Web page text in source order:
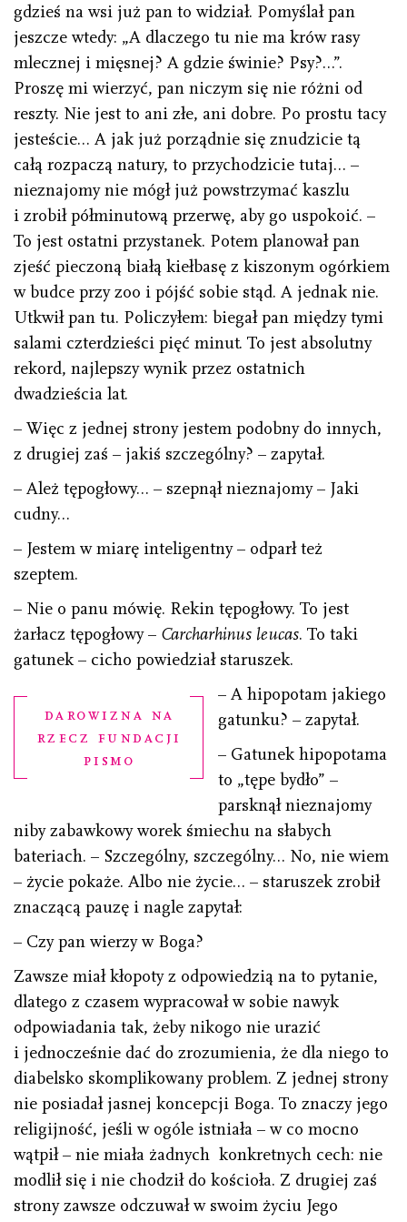
gdzieś na wsi już pan to widział. Pomyślał pan
jeszcze wtedy: „A dlaczego tu nie ma krów rasy
mlecznej i mięsnej? A gdzie świnie? Psy?…”.
Proszę mi wierzyć, pan niczym się nie różni od
reszty. Nie jest to ani złe, ani dobre. Po prostu tacy
jesteście… A jak już porządnie się znudzicie tą
całą rozpaczą natury, to przychodzicie tutaj… –
nieznajomy nie mógł już powstrzymać kaszlu
i zrobił półminutową przerwę, aby go uspokoić. –
To jest ostatni przystanek. Potem planował pan
zjeść pieczoną białą kiełbasę z kiszonym ogórkiem
w budce przy zoo i pójść sobie stąd. A jednak nie.
Utkwił pan tu. Policzyłem: biegał pan między tymi
salami czterdzieści pięć minut. To jest absolutny
rekord, najlepszy wynik przez ostatnich
dwadzieścia lat.
– Więc z jednej strony jestem podobny do innych,
z drugiej zaś – jakiś szczególny? – zapytał.
– Ależ tępogłowy… – szepnął nieznajomy – Jaki
cudny…
– Jestem w miarę inteligentny – odparł też
szeptem.
– Nie o panu mówię. Rekin tępogłowy. To jest
żarłacz tępogłowy – Carcharhinus leucas. To taki
gatunek – cicho powiedział staruszek.
darowizna na
rzecz fundacji
pismo
– A hipopotam jakiego
gatunku? – zapytał.
– Gatunek hipopotama
to „tępe bydło” –
parsknął nieznajomy
niby zabawkowy worek śmiechu na słabych
bateriach. – Szczególny, szczególny… No, nie wiem
– życie pokaże. Albo nie życie… – staruszek zrobił
znaczącą pauzę i nagle zapytał:
– Czy pan wierzy w Boga?
Zawsze miał kłopoty z odpowiedzią na to pytanie,
dlatego z czasem wypracował w sobie nawyk
odpowiadania tak, żeby nikogo nie urazić
i jednocześnie dać do zrozumienia, że dla niego to
diabelsko skomplikowany problem. Z jednej strony
nie posiadał jasnej koncepcji Boga. To znaczy jego
religijność, jeśli w ogóle istniała – w co mocno
wątpił – nie miała żadnych konkretnych cech: nie
modlił się i nie chodził do kościoła. Z drugiej zaś
strony zawsze odczuwał w swoim życiu Jego